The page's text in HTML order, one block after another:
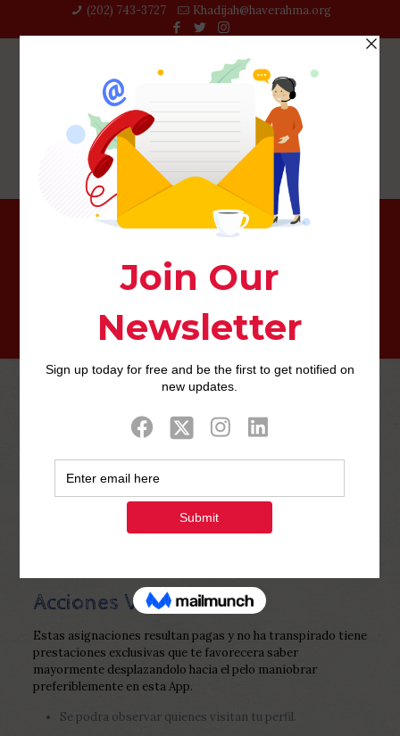
(202) 743-3727‬ Khadijah@haverahma.org
Para cuando pagar el monto anual, una reente
2023
Acciones VIP
Estas asignaciones resultan pagas y no ha transpirado tiene
prestaciones exclusivas que te favorecera saber
mayormente desplazandolo hacia el pelo maniobrar
preferiblemente en esta App.
Se podra observar quienes visitan tu perfil.